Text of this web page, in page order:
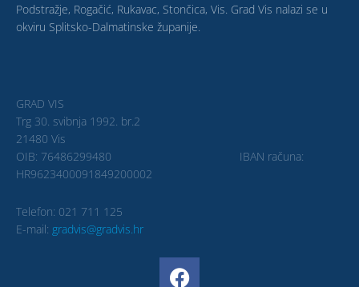
Podstražje, Rogačić, Rukavac, Stončica, Vis. Grad Vis nalazi se u
okviru Splitsko-Dalmatinske županije.
GRAD VIS
Trg 30. svibnja 1992. br.2
21480 Vis
OIB: 76486299480 IBAN računa:
HR9623400091849200002
Telefon: 021 711 125
E-mail: gradvis@gradvis.hr
F